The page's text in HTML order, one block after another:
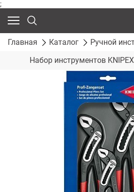
;
Главная Каталог Ручной
Набор инструментов